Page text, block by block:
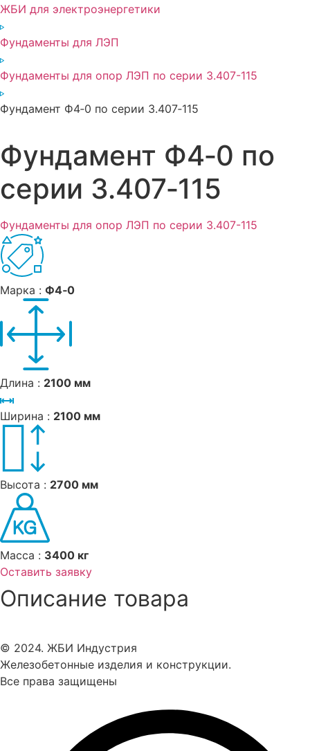
ЖБИ для электроэнергетики
Фундаменты для ЛЭП
Фундаменты для опор ЛЭП по серии 3.407-115
Фундамент Ф4‑0 по серии 3.407‑115
Фундамент Ф4‑0 по
серии 3.407‑115
Фундаменты для опор ЛЭП по серии 3.407-115
Марка : Ф4‑0
Длина : 2100 мм
Ширина : 2100 мм
Высота : 2700 мм
Масса : 3400 кг
Оставить заявку
Описание товара
© 2024. ЖБИ Индустрия
Железобетонные изделия и конструкции.
Все права защищены